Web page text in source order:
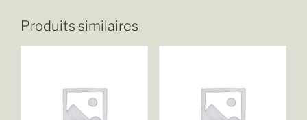
Produits similaires